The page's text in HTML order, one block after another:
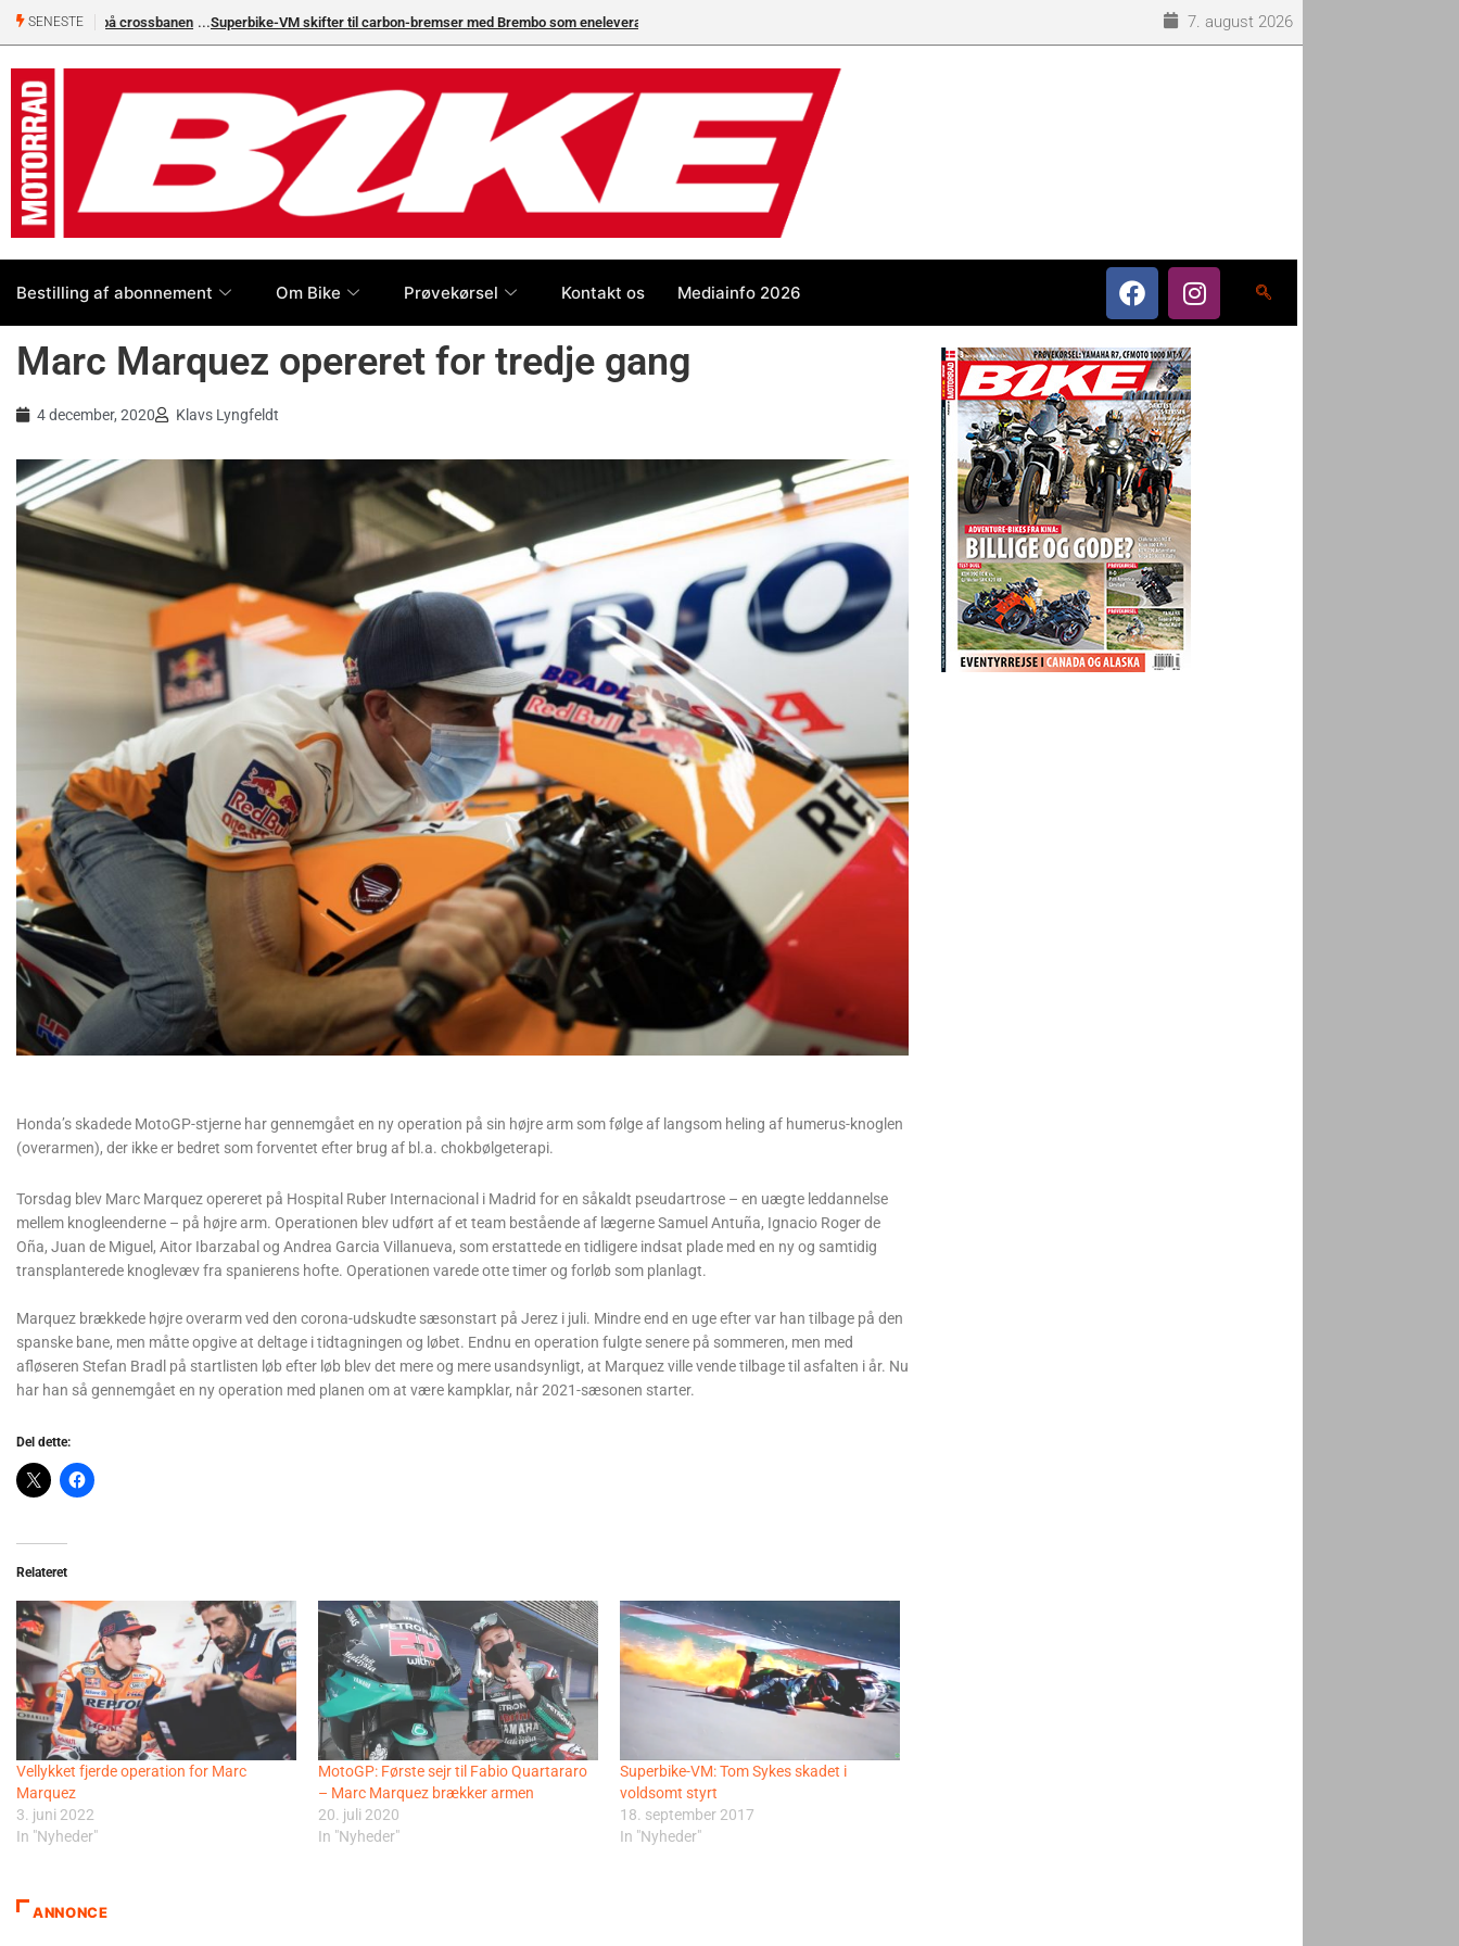
SENESTE Superbike-VM skifter til carbon-bremser med Brembo som eneleverandør 7. august 2026
Bestilling af abonnement Om Bike Prøvekørsel Kontakt os Mediainfo 2026
Marc Marquez opereret for tredje gang
4 december, 2020 Klavs Lyngfeldt
Honda’s skadede MotoGP-stjerne har gennemgået en ny operation på sin højre arm som følge af langsom heling af humerus-knoglen
(overarmen), der ikke er bedret som forventet efter brug af bl.a. chokbølgeterapi.
Torsdag blev Marc Marquez opereret på Hospital Ruber Internacional i Madrid for en såkaldt pseudartrose – en uægte leddannelse
mellem knogleenderne – på højre arm. Operationen blev udført af et team bestående af lægerne Samuel Antuña, Ignacio Roger de
Oña, Juan de Miguel, Aitor Ibarzabal og Andrea Garcia Villanueva, som erstattede en tidligere indsat plade med en ny og samtidig
transplanterede knoglevæv fra spanierens hofte. Operationen varede otte timer og forløb som planlagt.
Marquez brækkede højre overarm ved den corona-udskudte sæsonstart på Jerez i juli. Mindre end en uge efter var han tilbage på den
spanske bane, men måtte opgive at deltage i tidtagningen og løbet. Endnu en operation fulgte senere på sommeren, men med
afløseren Stefan Bradl på startlisten løb efter løb blev det mere og mere usandsynligt, at Marquez ville vende tilbage til asfalten i år. Nu
har han så gennemgået en ny operation med planen om at være kampklar, når 2021-sæsonen starter.
Del dette:
Relateret
Vellykket fjerde operation for Marc
Marquez
3. juni 2022
In "Nyheder"
MotoGP: Første sejr til Fabio Quartararo
– Marc Marquez brækker armen
20. juli 2020
In "Nyheder"
Superbike-VM: Tom Sykes skadet i
voldsomt styrt
18. september 2017
In "Nyheder"
ANNONCE